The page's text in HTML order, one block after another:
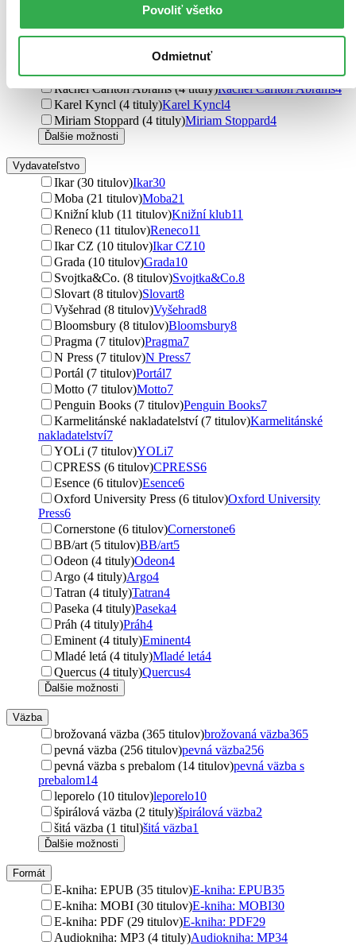
Povoliť všetko
Odmietnuť
Hans Christian Andersen (4 tituly)
Vladimír Šrámek (4 tituly)Vladimír Šrámek4
Fedor Gál4
Charlie Higson (4 tituly)Charlie Higson4
Rachel Carlton Abrams (4 tituly)Rachel Carlton Abrams4
Karel Kyncl (4 tituly)Karel Kyncl4
Miriam Stoppard (4 tituly)Miriam Stoppard4
Ďalšie možnosti
Vydavateľstvo
Ikar (30 titulov)Ikar30
Moba (21 titulov)Moba21
Knižní klub (11 titulov)Knižní klub11
Reneco (11 titulov)Reneco11
Ikar CZ (10 titulov)Ikar CZ10
Grada (10 titulov)Grada10
Svojtka&Co. (8 titulov)Svojtka&Co.8
Slovart (8 titulov)Slovart8
Vyšehrad (8 titulov)Vyšehrad8
Bloomsbury (8 titulov)Bloomsbury8
Pragma (7 titulov)Pragma7
N Press (7 titulov)N Press7
Portál (7 titulov)Portál7
Motto (7 titulov)Motto7
Penguin Books (7 titulov)Penguin Books7
Karmelitánské nakladatelství (7 titulov)Karmelitánské
nakladatelství7
YOLi (7 titulov)YOLi7
CPRESS (6 titulov)CPRESS6
Esence (6 titulov)Esence6
Oxford University Press (6 titulov)Oxford University
Press6
Cornerstone (6 titulov)Cornerstone6
BB/art (5 titulov)BB/art5
Odeon (4 tituly)Odeon4
Argo (4 tituly)Argo4
Tatran (4 tituly)Tatran4
Paseka (4 tituly)Paseka4
Práh (4 tituly)Práh4
Eminent (4 tituly)Eminent4
Mladé letá (4 tituly)Mladé letá4
Quercus (4 tituly)Quercus4
Ďalšie možnosti
Väzba
brožovaná väzba (365 titulov)brožovaná väzba365
pevná väzba (256 titulov)pevná väzba256
pevná väzba s prebalom (14 titulov)pevná väzba s
prebalom14
leporelo (10 titulov)leporelo10
špirálová väzba (2 tituly)špirálová väzba2
šitá väzba (1 titul)šitá väzba1
Ďalšie možnosti
Formát
E-kniha: EPUB (35 titulov)E-kniha: EPUB35
E-kniha: MOBI (30 titulov)E-kniha: MOBI30
E-kniha: PDF (29 titulov)E-kniha: PDF29
Audiokniha: MP3 (4 tituly)Audiokniha: MP34